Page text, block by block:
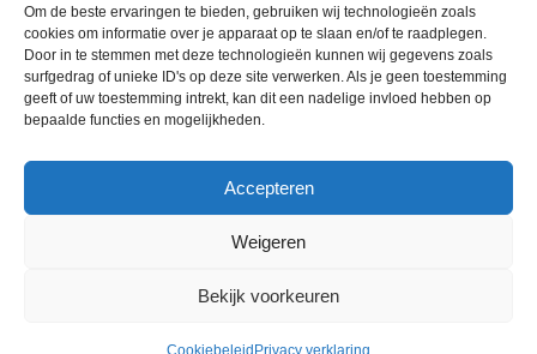
Om de beste ervaringen te bieden, gebruiken wij technologieën zoals
cookies om informatie over je apparaat op te slaan en/of te raadplegen.
Door in te stemmen met deze technologieën kunnen wij gegevens zoals
surfgedrag of unieke ID's op deze site verwerken. Als je geen toestemming
geeft of uw toestemming intrekt, kan dit een nadelige invloed hebben op
bepaalde functies en mogelijkheden.
Accepteren
Weigeren
Bekijk voorkeuren
Cookiebeleid Privacy verklaring
Terug
naar
boven
RTV SLOS
RTV SLOS ANBI